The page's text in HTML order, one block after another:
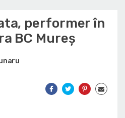
performer în
BC Mureș